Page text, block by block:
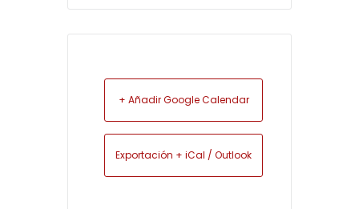
+ Añadir Google Calendar
Exportación + iCal / Outlook